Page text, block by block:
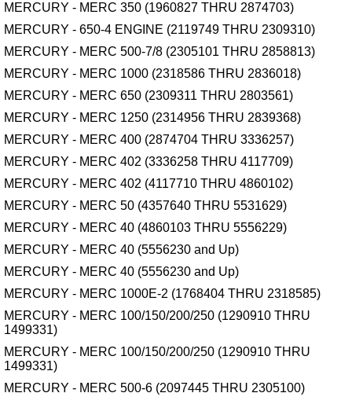
MERCURY - MERC 350 (1960827 THRU 2874703)
MERCURY - 650-4 ENGINE (2119749 THRU 2309310)
MERCURY - MERC 500-7/8 (2305101 THRU 2858813)
MERCURY - MERC 1000 (2318586 THRU 2836018)
MERCURY - MERC 650 (2309311 THRU 2803561)
MERCURY - MERC 1250 (2314956 THRU 2839368)
MERCURY - MERC 400 (2874704 THRU 3336257)
MERCURY - MERC 402 (3336258 THRU 4117709)
MERCURY - MERC 402 (4117710 THRU 4860102)
MERCURY - MERC 50 (4357640 THRU 5531629)
MERCURY - MERC 40 (4860103 THRU 5556229)
MERCURY - MERC 40 (5556230 and Up)
MERCURY - MERC 40 (5556230 and Up)
MERCURY - MERC 1000E-2 (1768404 THRU 2318585)
MERCURY - MERC 100/150/200/250 (1290910 THRU
1499331)
MERCURY - MERC 100/150/200/250 (1290910 THRU
1499331)
MERCURY - MERC 500-6 (2097445 THRU 2305100)